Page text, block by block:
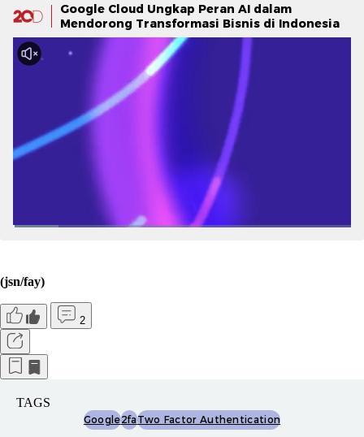
Google Cloud Ungkap Peran AI dalam
Mendorong Transformasi Bisnis di Indonesia
(jsn/fay)
2
TAGS
Google2faTwo Factor Authentication